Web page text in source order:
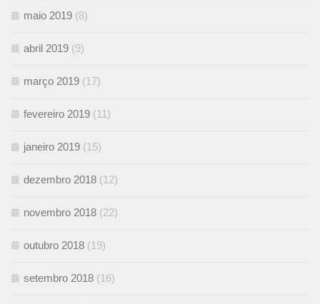
maio 2019 (8)
abril 2019 (9)
março 2019 (17)
fevereiro 2019 (11)
janeiro 2019 (15)
dezembro 2018 (12)
novembro 2018 (22)
outubro 2018 (19)
setembro 2018 (16)